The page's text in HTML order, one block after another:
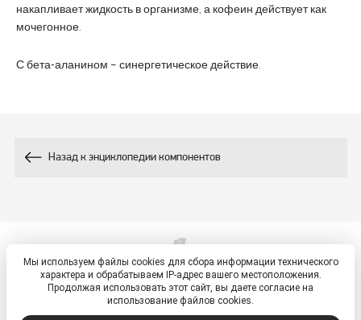
накапливает жидкость в организме, а кофеин действует как
мочегонное.
С бета-аланином – синергетическое действие.
Назад к энциклопедии компонентов
© 2026, ETM - портал
Политика обработки персональных данных
Мы используем файлы cookies для сбора информации технического
характера и обрабатываем IP-адрес вашего местоположения.
Продолжая использовать этот сайт, вы даете согласие на
использование файлов cookies.